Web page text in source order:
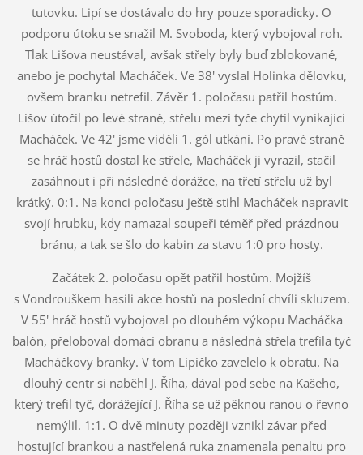
tutovku. Lipí se dostávalo do hry pouze sporadicky. O
podporu útoku se snažil M. Svoboda, který vybojoval roh.
Tlak Lišova neustával, avšak střely byly buď zblokované,
anebo je pochytal Macháček. Ve 38' vyslal Holinka dělovku,
ovšem branku netrefil. Závěr 1. poločasu patřil hostům.
Lišov útočil po levé straně, střelu mezi tyče chytil vynikající
Macháček. Ve 42' jsme viděli 1. gól utkání. Po pravé straně
se hráč hostů dostal ke střele, Macháček ji vyrazil, stačil
zasáhnout i při následné dorážce, na třetí střelu už byl
krátký. 0:1. Na konci poločasu ještě stihl Macháček napravit
svojí hrubku, kdy namazal soupeři téměř před prázdnou
bránu, a tak se šlo do kabin za stavu 1:0 pro hosty.
Začátek 2. poločasu opět patřil hostům. Mojžíš
s Vondrouškem hasili akce hostů na poslední chvíli skluzem.
V 55' hráč hostů vybojoval po dlouhém výkopu Macháčka
balón, přeloboval domácí obranu a následná střela trefila tyč
Macháčkovy branky. V tom Lipíčko zavelelo k obratu. Na
dlouhý centr si naběhl J. Říha, dával pod sebe na Kašeho,
který trefil tyč, dorážející J. Říha se už pěknou ranou o řevno
nemýlil. 1:1. O dvě minuty později vznikl závar před
hostující brankou a nastřelená ruka znamenala penaltu pro